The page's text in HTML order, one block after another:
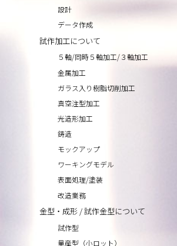
設計
データ作成
試作加工について
５軸/同時５軸加工/３軸加工
金属加工
ガラス入り樹脂切削加工
真空注型加工
光造形加工
鋳造
モックアップ
ワーキングモデル
表面処理/塗装
改造業務
金型・成形 / 試作金型について
試作型
量産型（小ロット）